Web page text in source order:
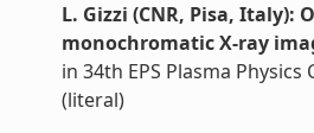
L. Gizzi (CNR, Pisa,
monochromatic X-ray
in 34th EPS Plasma Physics
(literal)